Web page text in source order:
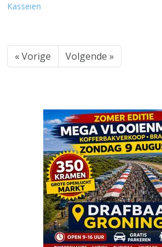
Kasseien
« Vorige Volgende »